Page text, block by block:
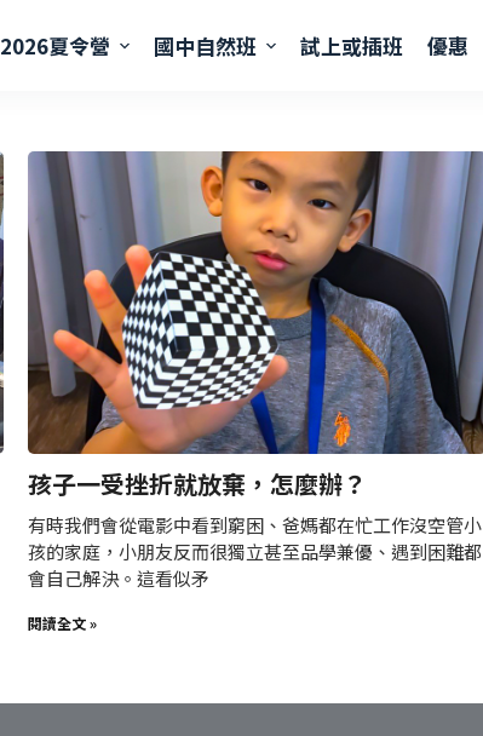
2026夏令營 國中自然班 試上或插班 優惠
孩子一受挫折就放棄，怎麼辦？
有時我們會從電影中看到窮困、爸媽都在忙工作沒空管小
孩的家庭，小朋友反而很獨立甚至品學兼優、遇到困難都
會自己解決。這看似矛
閱讀全文 »